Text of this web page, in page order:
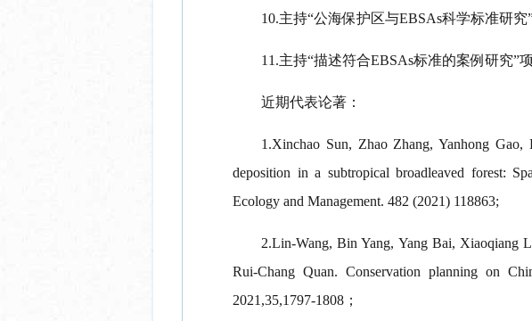
10.主持“公海保护区与EBSAs科学标准研究
11.主持“描述符合EBSAs标准的案例研究”
近期代表论著：
1.Xinchao Sun, Zhao Zhang, Yanhong
deposition in a subtropical broadleaved forest:
Ecology and Management. 482 (2021) 118863;
2.Lin-Wang, Bin Yang, Yang Bai, Xiaoqiang
Rui-Chang Quan. Conservation planning on
2021,35,1797-1808；